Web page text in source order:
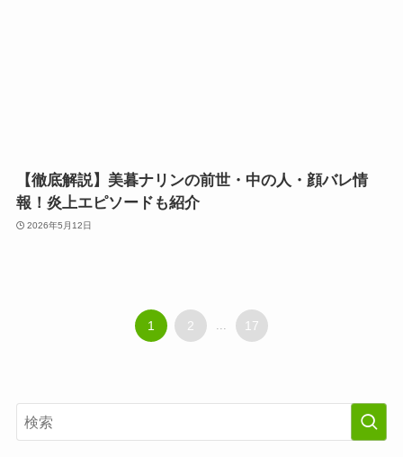
【徹底解説】美暮ナリンの前世・中の人・顔バレ情
報！炎上エピソードも紹介
2026年5月12日
1 2 17